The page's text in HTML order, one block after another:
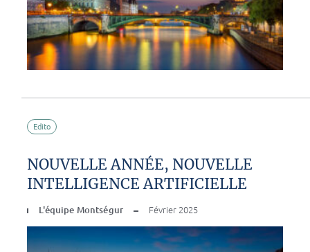
Edito
NOUVELLE ANNÉE, NOUVELLE
INTELLIGENCE ARTIFICIELLE
L'équipe Montségur Février 2025